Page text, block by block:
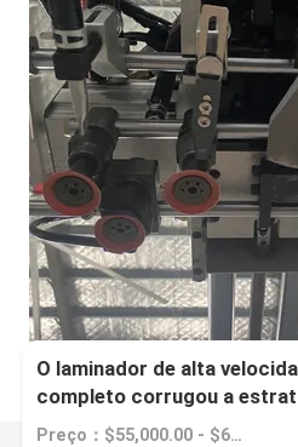
O laminador de alta
completo corrugou a
placa da caixa
Preço：$55,000.00 - $65,000.00/sets